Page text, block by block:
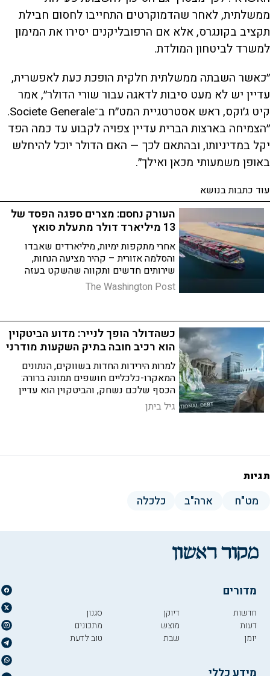
ממשלתית, לאחר שהדמוקרטים התחייבו לחסום חבילת
תקציב בקונגרס, אלא אם הרפובליקנים יסירו את המימון
למשרד לביטחון המולדת.
״כאשר השבתה ממשלתית חלקית הופכת כעת לאפשרית,
עדיין יש לא מעט סיבות לדאגה עבור שורי הדולר״, אמר
קיט ג׳וקס, ראש אסטרטגיית המט״ח ב־Societe Generale.
״הצמיחה בארצות הברית עדיין צפויה לקבוע עד כמה הפד
יקל במדיניותו, ובהתאם לכך — האם הדולר יוכל להיחלש
באופן משמעותי מכאן ואילך״.
עוד כתבות בנושא
העורק נחסם: מצרים ספגה הפסד של
13 מיליארד דולר מתעלת סואץ
אחרי מתקפות ימיות, מיליארדים שאבדו
והסלמה אזורית – קהיר מציעה הנחות,
שירותים חדשים ותקווה שהשקט בעזה
יחזיק
The Washington Post
כשהדולר הופך לנייר: מדוע הביטקוין
הוא רכיב חובה בתיק השקעות מודרני
למרות הירידות החדות בשווקים, הנתונים
המאקרו-כלכליים חושפים תמונה ברורה:
הכסף שלכם נשחק, והביטקוין הוא עדיין
גלגל ההצלה היעיל ביותר
גיל ביתן
תגיות
מט"ח ארה"ב כלכלה
מדורים
חדשות
דעות
יומן
דיוקן
מוצש
שבת
סגנון
מתכונים
טוב לדעת